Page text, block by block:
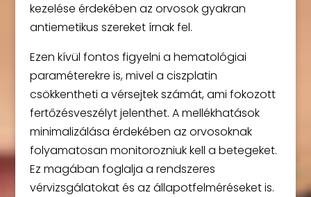
kezelése érdekében az orvosok gyakran
antiemetikus szereket írnak fel.
Ezen kívül fontos figyelni a hematológiai
paraméterekre is, mivel a ciszplatin
csökkentheti a vérsejtek számát, ami fokozott
fertőzésveszélyt jelenthet. A mellékhatások
minimalizálása érdekében az orvosoknak
folyamatosan monitorozniuk kell a betegeket.
Ez magában foglalja a rendszeres
vérvizsgálatokat és az állapotfelméréseket is.